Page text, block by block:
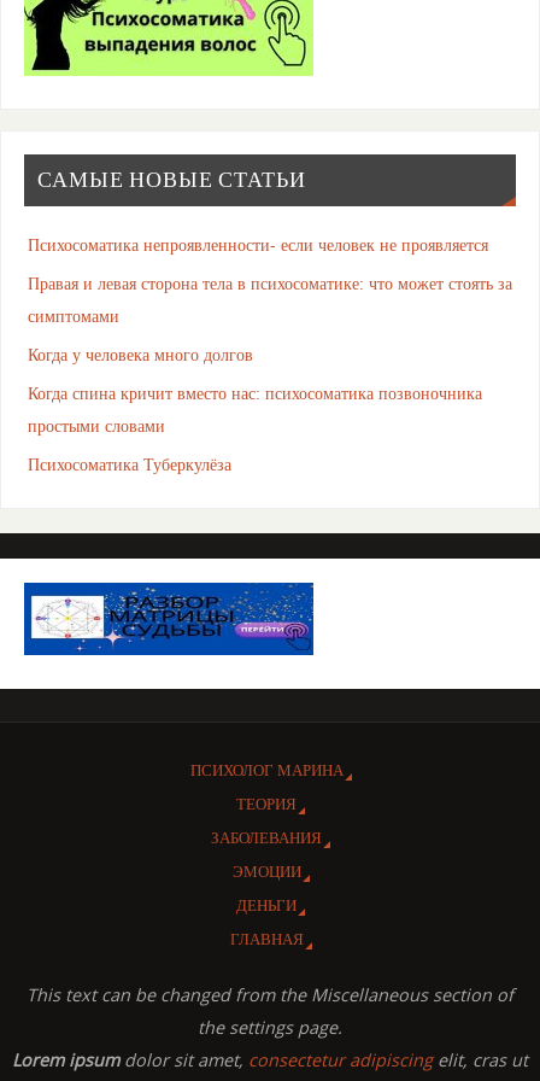
САМЫЕ НОВЫЕ СТАТЬИ
Психосоматика непроявленности- если человек не проявляется
Правая и левая сторона тела в психосоматике: что может стоять за
симптомами
Когда у человека много долгов
Когда спина кричит вместо нас: психосоматика позвоночника
простыми словами
Психосоматика Туберкулёза
ПСИХОЛОГ МАРИНА
ТЕОРИЯ
ЗАБОЛЕВАНИЯ
ЭМОЦИИ
ДЕНЬГИ
ГЛАВНАЯ
This text can be changed from the Miscellaneous section of
the settings page.
Lorem ipsumdolor sit amet, consectetur adipiscingelit, cras ut